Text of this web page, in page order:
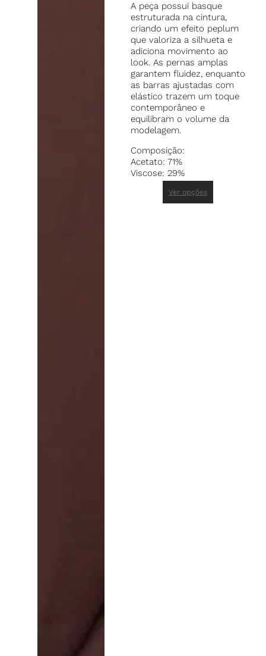
A peça possui basque
estruturada na cintura,
criando um efeito peplum
que valoriza a silhueta e
adiciona movimento ao
look. As pernas amplas
garantem fluidez, enquanto
as barras ajustadas com
elástico trazem um toque
contemporâneo e
equilibram o volume da
modelagem.
Composição:
Acetato: 71%
Viscose: 29%
Ver opções